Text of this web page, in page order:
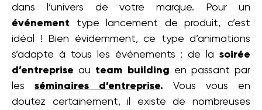
dans l’univers de votre marque. Pour un
événement type lancement de produit, c’est
idéal ! Bien évidemment, ce type d’animations
s’adapte à tous les événements : de la soirée
d’entreprise au team building en passant par
les
séminaires d’entreprise. Vous vous en
doutez certainement, il existe de nombreuses